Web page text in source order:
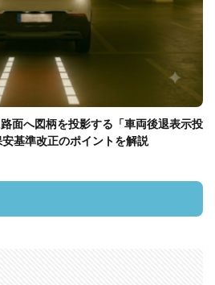
面へ図柄を投影する「車両後退表示投
基準改正のポイントを解説